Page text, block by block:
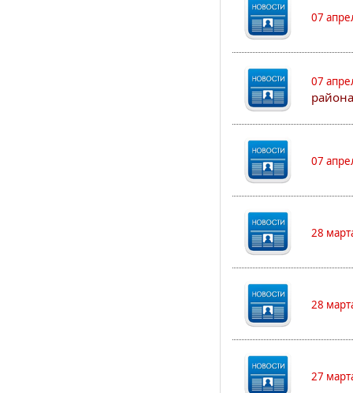
07
07
07
28
28
27